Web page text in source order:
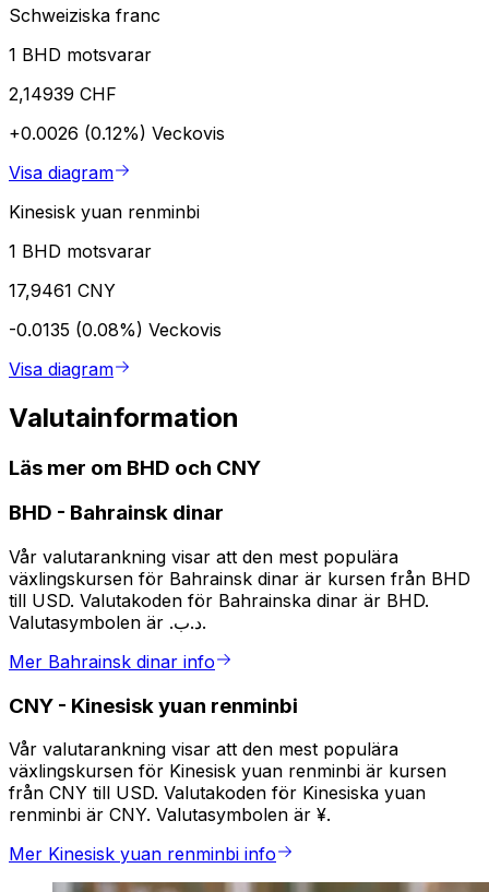
Schweiziska franc
1 BHD motsvarar
2,14939 CHF
+0.0026 (0.12%) Veckovis
Visa diagram
Kinesisk yuan renminbi
1 BHD motsvarar
17,9461 CNY
-0.0135 (0.08%) Veckovis
Visa diagram
Valutainformation
Läs mer om BHD och CNY
BHD - Bahrainsk dinar
Vår valutarankning visar att den mest populära
växlingskursen för Bahrainsk dinar är kursen från BHD
till USD. Valutakoden för Bahrainska dinar är BHD.
Valutasymbolen är .د.ب.
Mer Bahrainsk dinar info
CNY - Kinesisk yuan renminbi
Vår valutarankning visar att den mest populära
växlingskursen för Kinesisk yuan renminbi är kursen
från CNY till USD. Valutakoden för Kinesiska yuan
renminbi är CNY. Valutasymbolen är ¥.
Mer Kinesisk yuan renminbi info